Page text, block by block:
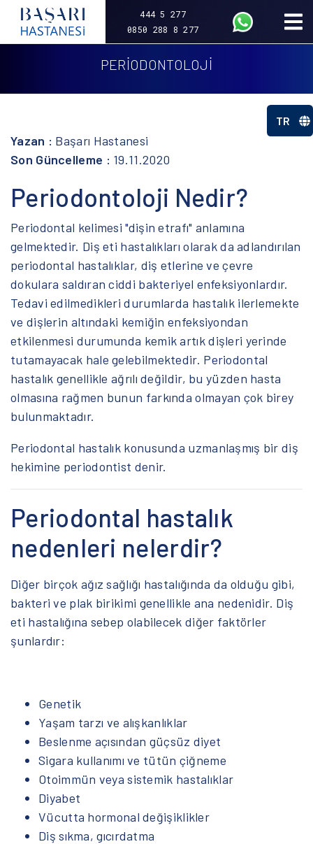
444 5 277
0850 288 8 277
TR
PERİODONTOLOJİ
Yazan : Başarı Hastanesi
Son Güncelleme : 19.11.2020
Periodontoloji Nedir?
Periodontal kelimesi "dişin etrafı" anlamına
gelmektedir. Diş eti hastalıkları olarak da adlandırılan
periodontal hastalıklar, diş etlerine ve çevre
dokulara saldıran ciddi bakteriyel enfeksiyonlardır.
Tedavi edilmedikleri durumlarda hastalık ilerlemekte
ve dişlerin altındaki kemiğin enfeksiyondan
etkilenmesi durumunda kemik artık dişleri yerinde
tutamayacak hale gelebilmektedir. Periodontal
hastalık genellikle ağrılı değildir, bu yüzden hasta
olmasına rağmen bunun farkında olmayan çok birey
bulunmaktadır.
Periodontal hastalık konusunda uzmanlaşmış bir diş
hekimine periodontist denir.
Periodontal hastalık
nedenleri nelerdir?
Diğer birçok ağız sağlığı hastalığında da olduğu gibi,
bakteri ve plak birikimi genellikle ana nedenidir. Diş
eti hastalığına sebep olabilecek diğer faktörler
şunlardır:
Genetik
Yaşam tarzı ve alışkanlıklar
Beslenme açısından güçsüz diyet
Sigara kullanımı ve tütün çiğneme
Otoimmün veya sistemik hastalıklar
Diyabet
Vücutta hormonal değişiklikler
Diş sıkma, gıcırdatma